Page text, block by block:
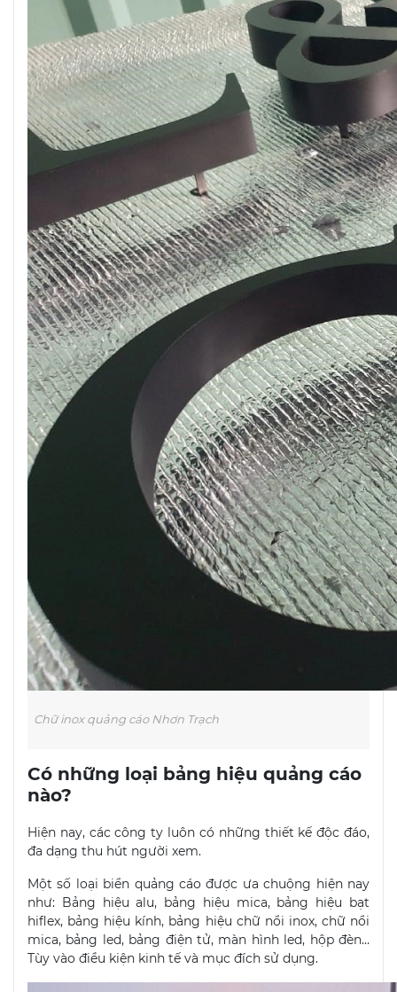
Chữ inox quảng cáo Nhơn Trạch
Có những loại bảng hiệu quảng cáo
nào?
Hiện nay, các công ty luôn có những thiết kế độc đáo,
đa dạng thu hút người xem.
Một số loại biển quảng cáo được ưa chuộng hiện nay
như: Bảng hiệu alu, bảng hiệu mica, bảng hiệu bạt
hiflex, bảng hiệu kính, bảng hiệu chữ nổi inox, chữ nổi
mica, bảng led, bảng điện tử, màn hình led, hộp đèn…
Tùy vào điều kiện kinh tế và mục đích sử dụng.